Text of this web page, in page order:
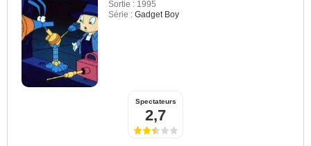
Sortie : 1995
Série : Gadget Boy
Spectateurs
2,7